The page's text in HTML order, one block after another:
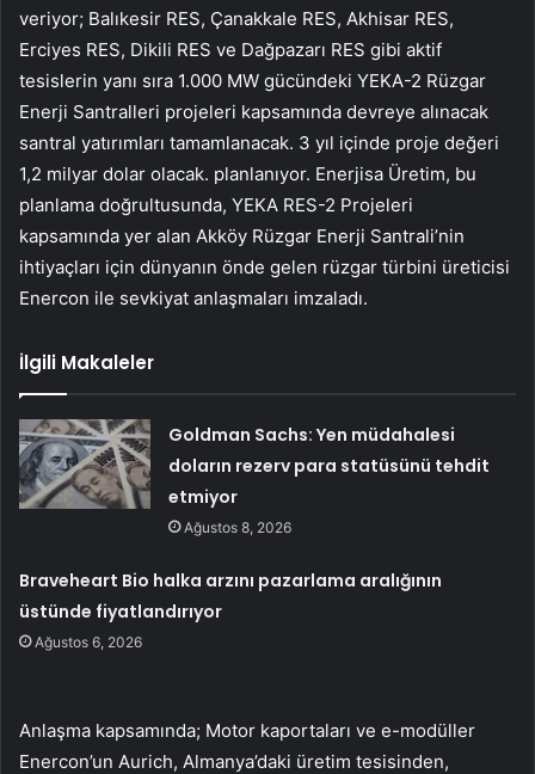
veriyor; Balıkesir RES, Çanakkale RES, Akhisar RES,
Erciyes RES, Dikili RES ve Dağpazarı RES gibi aktif
tesislerin yanı sıra 1.000 MW gücündeki YEKA-2 Rüzgar
Enerji Santralleri projeleri kapsamında devreye alınacak
santral yatırımları tamamlanacak. 3 yıl içinde proje değeri
1,2 milyar dolar olacak. planlanıyor. Enerjisa Üretim, bu
planlama doğrultusunda, YEKA RES-2 Projeleri
kapsamında yer alan Akköy Rüzgar Enerji Santrali’nin
ihtiyaçları için dünyanın önde gelen rüzgar türbini üreticisi
Enercon ile sevkiyat anlaşmaları imzaladı.
İlgili Makaleler
Goldman Sachs: Yen müdahalesi
doların rezerv para statüsünü tehdit
etmiyor
Ağustos 8, 2026
Braveheart Bio halka arzını pazarlama aralığının
üstünde fiyatlandırıyor
Ağustos 6, 2026
Anlaşma kapsamında; Motor kaportaları ve e-modüller
Enercon’un Aurich, Almanya’daki üretim tesisinden,